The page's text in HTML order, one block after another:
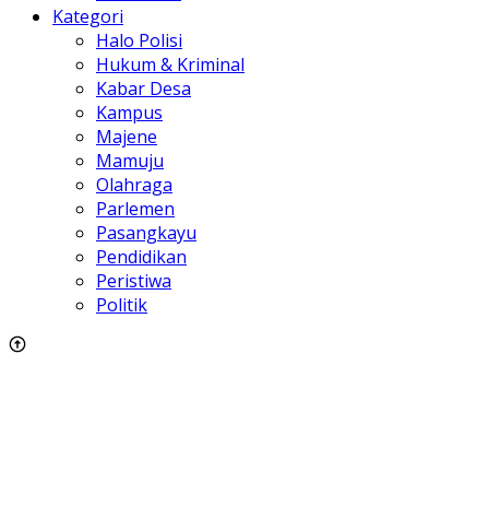
Kategori
Halo Polisi
Hukum & Kriminal
Kabar Desa
Kampus
Majene
Mamuju
Olahraga
Parlemen
Pasangkayu
Pendidikan
Peristiwa
Politik